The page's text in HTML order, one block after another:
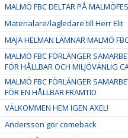
MALMÖ FBC DELTAR PÅ
Materialare/lagledare till Herr Elit
MAJA HELMAN LÄMNAR MALMÖ
MALMÖ FBC FÖRLÄNGER
FÖR HÅLLBAR OCH MILJÖVÄNLIG
MALMÖ FBC FÖRLÄNGER
FÖR EN HÅLLBAR FRAMTID
VÄLKOMMEN HEM IGEN AXEL!
Andersson gör comeback